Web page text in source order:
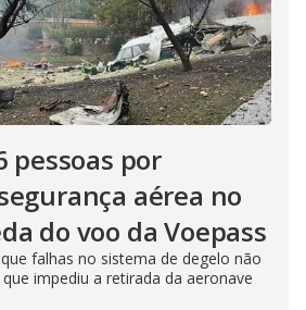
pessoas por
aérea no
do voo da Voepass
falhas no sistema de degelo não
impediu a retirada da aeronave